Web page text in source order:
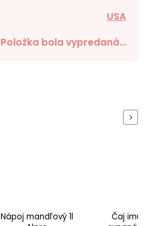
USA
Položka bola vypredaná…
Nápoj mandľový 1l
Čaj
Next